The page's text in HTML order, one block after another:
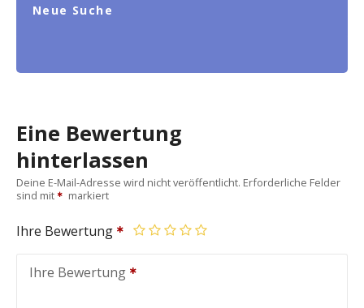
Neue Suche
Eine Bewertung
hinterlassen
Deine E-Mail-Adresse wird nicht veröffentlicht. Erforderliche Felder
sind mit
markiert
Ihre Bewertung
Ihre Bewertung